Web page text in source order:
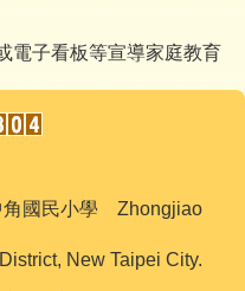
電子看板等宣導家庭教育
角國民小學 Zhongjiao
New Taipei City.